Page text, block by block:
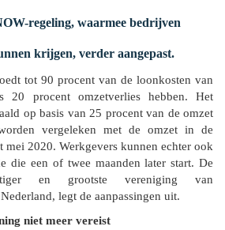
regeling, waarmee bedrijven
krijgen, verder aangepast.
tot 90 procent van de loonkosten van
20 procent omzetverlies hebben. Het
op basis van 25 procent van de omzet
vergeleken met de omzet in de
mei 2020. Werkgevers kunnen echter ook
die een of twee maanden later start. De
en grootste vereniging van
legt de aanpassingen uit.
niet meer vereist